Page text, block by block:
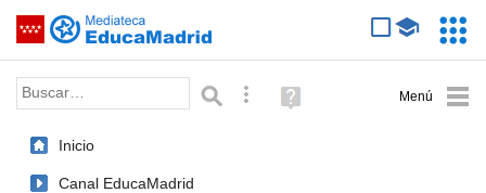
Saltar navegación
Palabra o frase: Búsqueda avanzada
Ayuda
(en
Inicio
Canal EducaMadrid